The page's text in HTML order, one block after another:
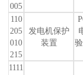
005
110
205
010
215
发电机保护
装置
1111